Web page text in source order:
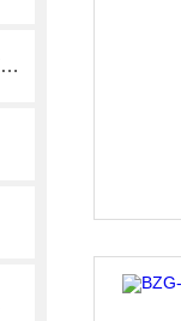
上海实验室箱式电阻炉热处理后如何检测其硬度